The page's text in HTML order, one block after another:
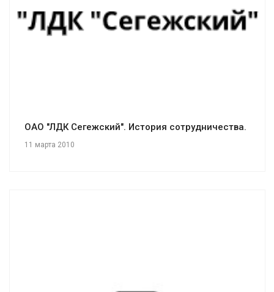
ОАО "ЛДК Сегежский". История сотрудничества.
11 марта 2010